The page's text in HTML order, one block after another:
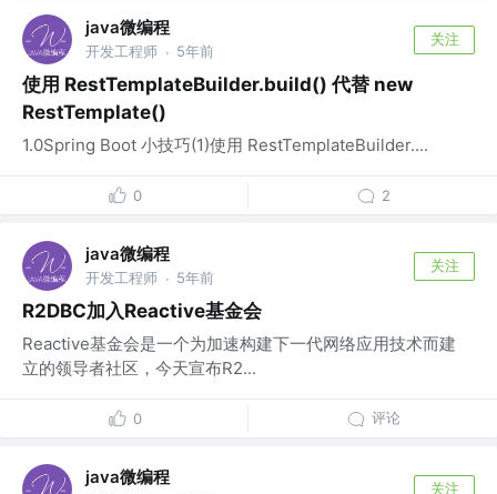
java微编程
开发工程师 · 5年前
关注
使用 RestTemplateBuilder.build() 代替 new
RestTemplate()
1.0Spring Boot 小技巧(1)使用 RestTemplateBuilder....
0 2
java微编程
开发工程师 · 5年前
关注
R2DBC加入Reactive基金会
Reactive基金会是一个为加速构建下一代网络应用技术而建
立的领导者社区，今天宣布R2...
0 评论
java微编程
关注